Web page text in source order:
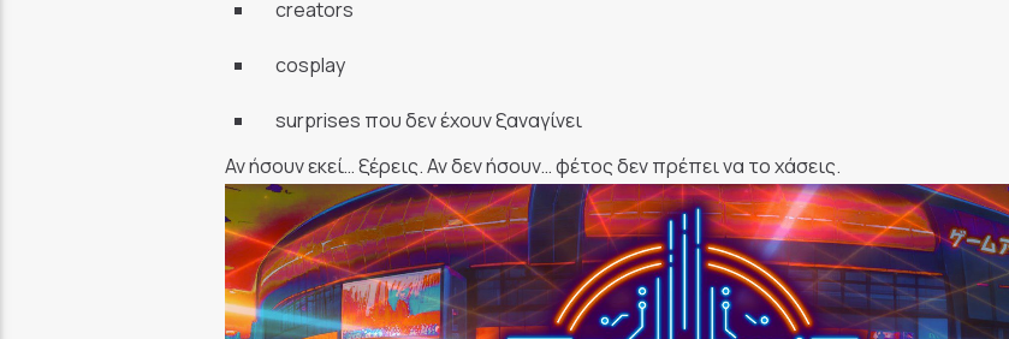
creators
cosplay
surprises που δεν έχουν ξαναγίνει
Αν ήσουν εκεί… ξέρεις. Αν δεν ήσουν… φέτος δεν πρέπει να το χάσεις.